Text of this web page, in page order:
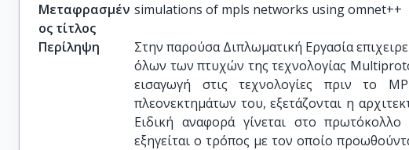
Μεταφρασμέν
ος τίτλος
simulations of mpls networks using omnet++
Περίληψη
Στην παρούσα Διπλωματική Εργασία
όλων των πτυχών της τεχνολογίας
εισαγωγή στις τεχνολογίες πριν το
πλεονεκτημάτων του, εξετάζονται η
Ειδική αναφορά γίνεται στο
εξηγείται ο τρόπος με τον οποίο